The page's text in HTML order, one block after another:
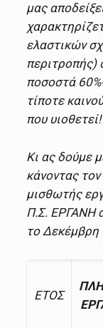
μας
ελαστικών
περιτροπής)
ποσοστά
τίποτε
που υιοθετεί!
Κι ας δούμε
κάνοντας
μισθωτής
Π.Σ. ΕΡΓΑΝΗ
το Δεκέμβρη
ΕΤΟΣ